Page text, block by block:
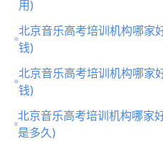
用)
北京音乐高考培训机构哪家
钱)
北京音乐高考培训机构哪家
钱)
北京音乐高考培训机构哪家
是多久)